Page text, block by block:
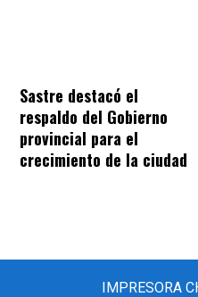
Sastre destacó el
respaldo del Gobierno
provincial para el
crecimiento de la ciudad
IMPRESORA